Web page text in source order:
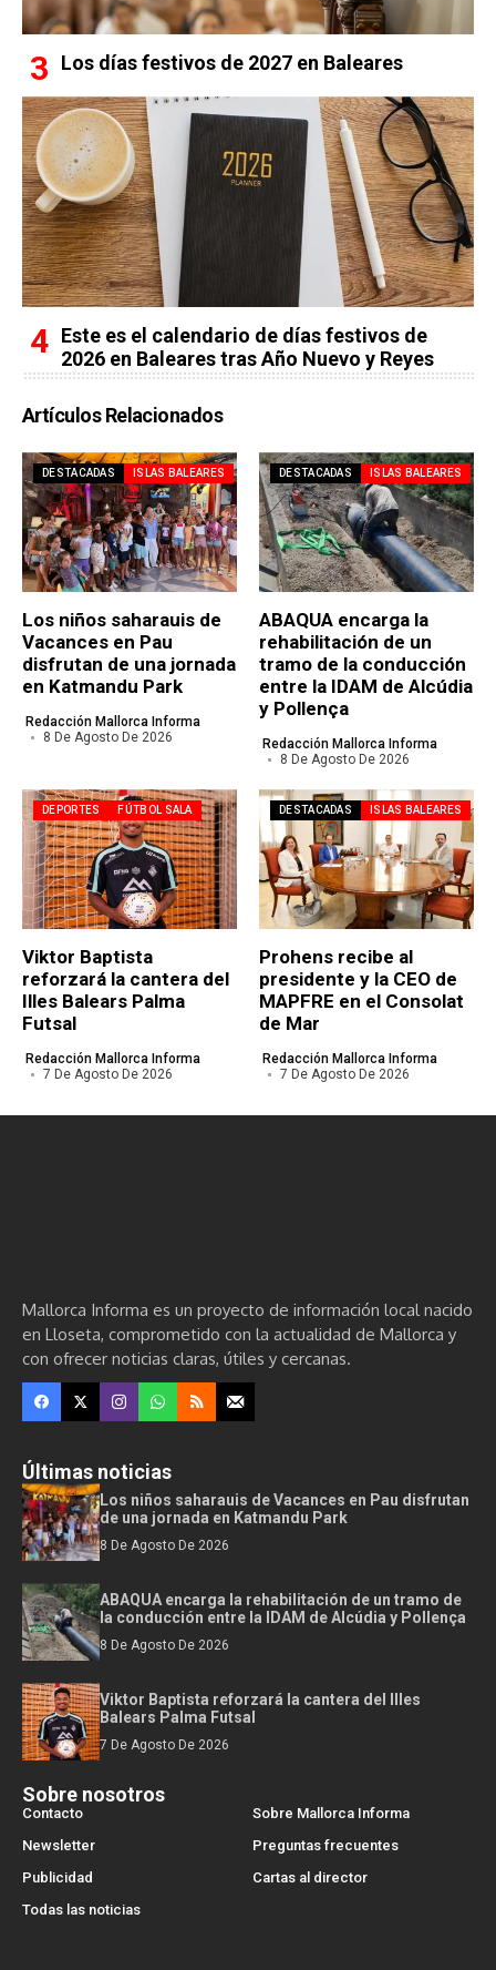
Los días festivos de 2027 en Baleares
Este es el calendario de días festivos de
2026 en Baleares tras Año Nuevo y Reyes
Artículos Relacionados
DESTACADAS ISLAS BALEARES
Los niños saharauis de
Vacances en Pau
disfrutan de una jornada
en Katmandu Park
Redacción Mallorca Informa
8 De Agosto De 2026
DESTACADAS ISLAS BALEARES
ABAQUA encarga la
rehabilitación de un
tramo de la conducción
entre la IDAM de Alcúdia
y Pollença
Redacción Mallorca Informa
8 De Agosto De 2026
DEPORTES FÚTBOL SALA
Viktor Baptista
reforzará la cantera del
Illes Balears Palma
Futsal
Redacción Mallorca Informa
7 De Agosto De 2026
DESTACADAS ISLAS BALEARES
Prohens recibe al
presidente y la CEO de
MAPFRE en el Consolat
de Mar
Redacción Mallorca Informa
7 De Agosto De 2026
Mallorca Informa es un proyecto de información local nacido
en Lloseta, comprometido con la actualidad de Mallorca y
con ofrecer noticias claras, útiles y cercanas.
Últimas noticias
Los niños saharauis de Vacances en Pau disfrutan
de una jornada en Katmandu Park
8 De Agosto De 2026
ABAQUA encarga la rehabilitación de un tramo de
la conducción entre la IDAM de Alcúdia y Pollença
8 De Agosto De 2026
Viktor Baptista reforzará la cantera del Illes
Balears Palma Futsal
7 De Agosto De 2026
Sobre nosotros
Contacto
Sobre Mallorca Informa
Newsletter
Preguntas frecuentes
Publicidad
Cartas al director
Todas las noticias